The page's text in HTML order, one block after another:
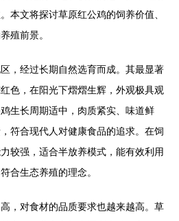
本文将探讨草原红公鸡的饲养价值、
殖前景。
，经过长期自然选育而成。其最显著
色，在阳光下熠熠生辉，外观极具观
生长周期适中，肉质紧实、味道鲜
符合现代人对健康食品的追求。在饲
较强，适合半放养模式，能有效利用
合生态养殖的理念。
，对食材的品质要求也越来越高。草